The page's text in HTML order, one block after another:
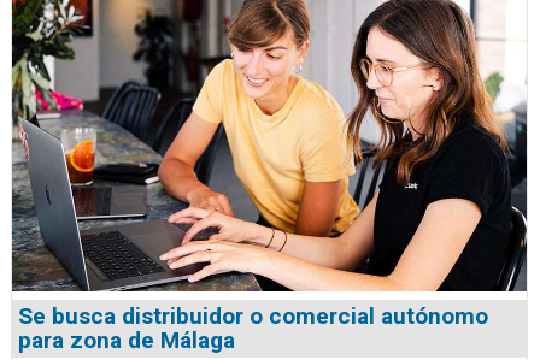
Se busca distribuidor o comercial autónomo
para zona de Málaga